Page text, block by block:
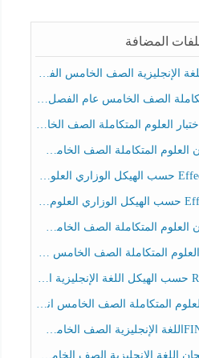
المضافة
الخامس عام الفصل الدراسي الثالث 2025-2026
المتكاملة الصف الخامس عام الفصل الثالث
الصف الخامس انسبير الفصل الثالث
الصف الخامس عام الفصل الثالث
الصف الخامس انسبير الفصل الثالث
الصف الخامس انسبير الفصل الثالث
الإنجليزية الصف الخامس الفصل الثالث